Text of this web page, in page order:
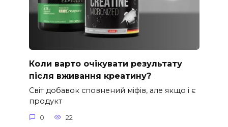
Коли варто очікувати результату
після вживання креатину?
Світ добавок сповнений міфів, але якщо і є
продукт
0 22